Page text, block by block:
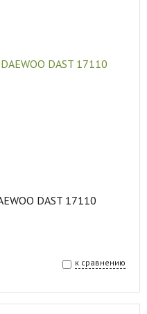
DAST 17110
к сравнению